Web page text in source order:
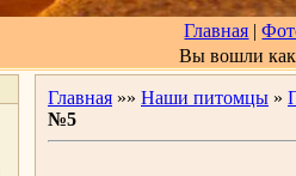
Главная |
Вы вошли
Главная »» Наши питомцы »
№5